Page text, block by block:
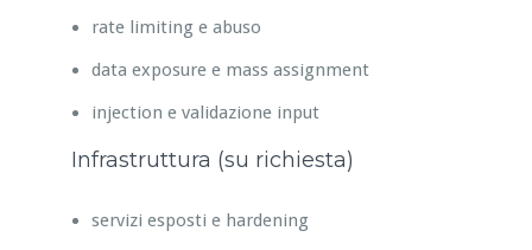
rate limiting e abuso
data exposure e mass assignment
injection e validazione input
Infrastruttura (su richiesta)
servizi esposti e hardening